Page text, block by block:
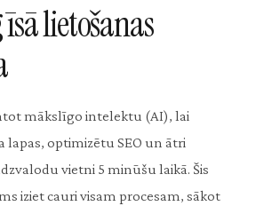
lietošanas
mākslīgo intelektu (AI), lai
optimizētu SEO un ātri
vietni 5 minūšu laikā. Šis
iziet cauri visam procesam, sākot